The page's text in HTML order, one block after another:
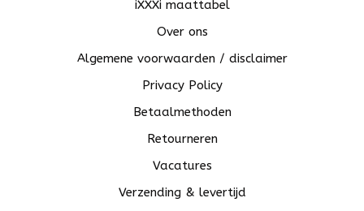
iXXXi maattabel
Over ons
Algemene voorwaarden / disclaimer
Privacy Policy
Betaalmethoden
Retourneren
Vacatures
Verzending & levertijd